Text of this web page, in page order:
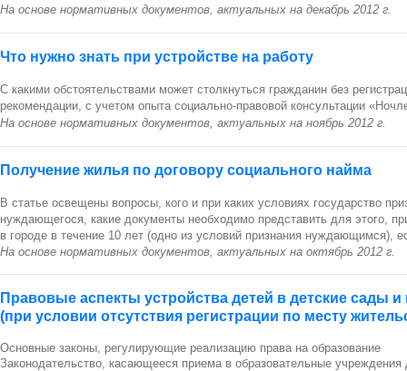
На основе нормативных документов, актуальных на декабрь 2012 г.
Что нужно знать при устройстве на работу
С какими обстоятельствами может столкнуться гражданин без
рекомендации, с учетом опыта социально-правовой консультации
На основе нормативных документов, актуальных на ноябрь 2012 г.
Получение жилья по договору социального найма
В статье освещены вопросы, кого и при каких условиях государство
нуждающегося, какие документы необходимо представить для этого,
в городе в течение 10 лет (одно из условий признания нуждающимся),
На основе нормативных документов, актуальных на октябрь 2012 г.
Правовые аспекты устройства детей в детские сады
(при условии отсутствия регистрации по месту
Основные законы, регулирующие реализацию права на образование
Законодательство, касающееся приема в образовательные